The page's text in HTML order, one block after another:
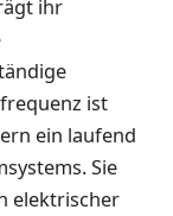
ihr
ist
ein laufend
Sie
elektrischer